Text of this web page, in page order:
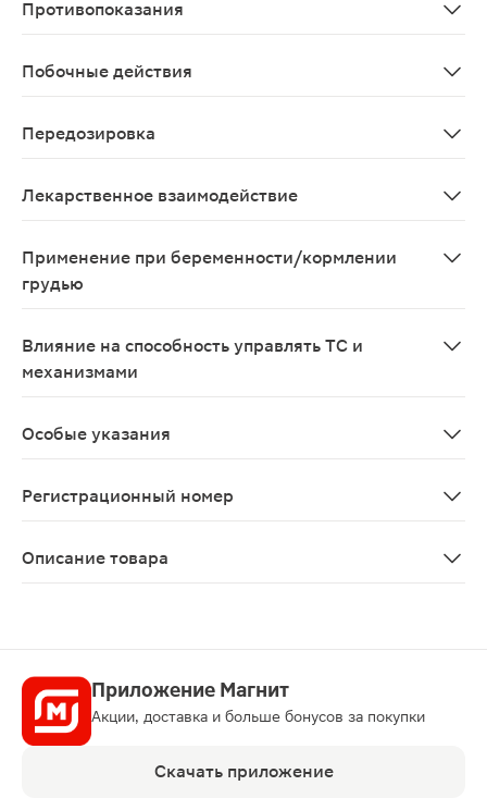
Противопоказания
Побочные действия
Передозировка
Лекарственное взаимодействие
Применение при беременности/кормлении
грудью
Влияние на способность управлять ТС и
механизмами
Особые указания
Регистрационный номер
Описание товара
Приложение Магнит
Акции, доставка и больше бонусов за покупки
Скачать приложение